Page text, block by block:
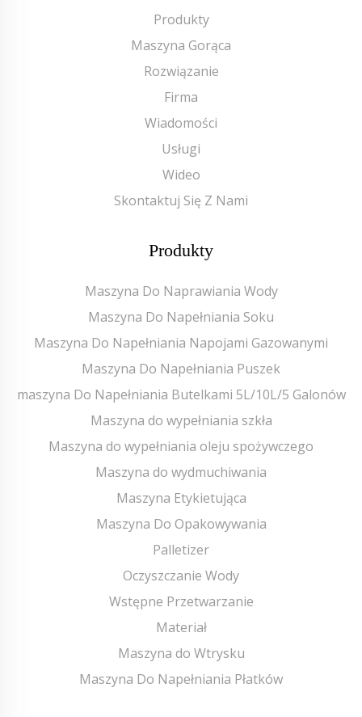
Produkty
Maszyna Gorąca
Rozwiązanie
Firma
Wiadomości
Usługi
Wideo
Skontaktuj Się Z Nami
Produkty
Maszyna Do Naprawiania Wody
Maszyna Do Napełniania Soku
Maszyna Do Napełniania Napojami Gazowanymi
Maszyna Do Napełniania Puszek
maszyna Do Napełniania Butelkami 5L/10L/5 Galonów
Maszyna do wypełniania szkła
Maszyna do wypełniania oleju spożywczego
Maszyna do wydmuchiwania
Maszyna Etykietująca
Maszyna Do Opakowywania
Palletizer
Oczyszczanie Wody
Wstępne Przetwarzanie
Materiał
Maszyna do Wtrysku
Maszyna Do Napełniania Płatków